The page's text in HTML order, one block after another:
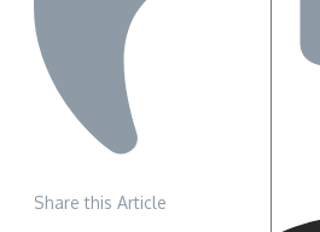
Share this Article